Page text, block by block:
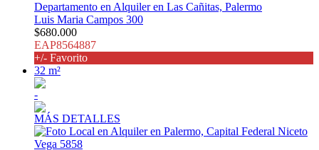
Departamento en Alquiler en Las Cañitas, Palermo
Luis Maria Campos 300
$680.000
EAP8564887
+/- Favorito
32 m²
-
MÁS DETALLES